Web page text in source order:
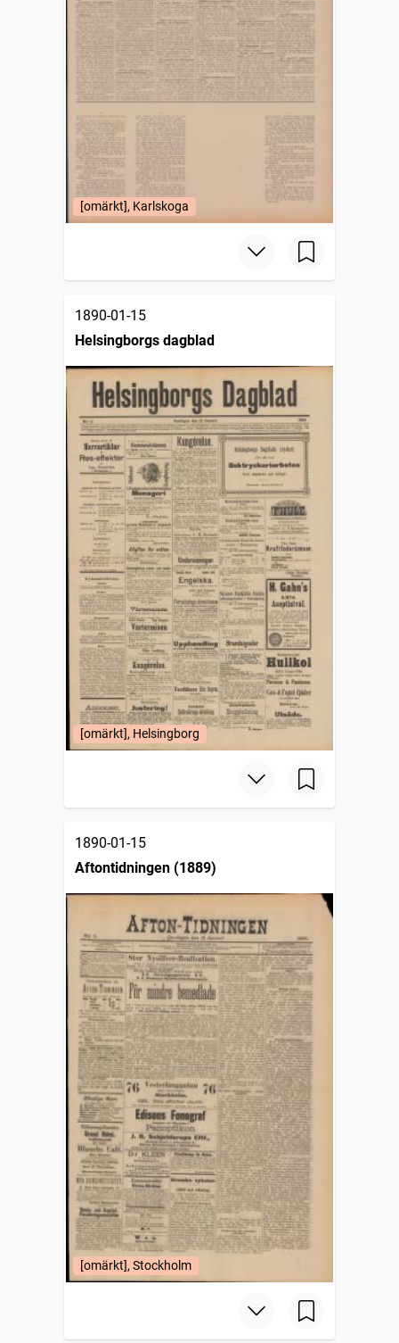
[omärkt], Karlskoga
1890-01-15
Helsingborgs dagblad
[omärkt], Helsingborg
1890-01-15
Aftontidningen (1889)
[omärkt], Stockholm